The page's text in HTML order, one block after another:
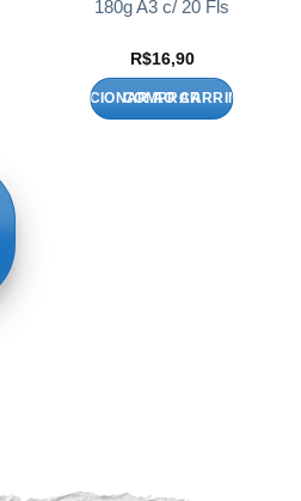
180g A3 c/ 20 Fls
R$16,90
ADICIONAR AO CARRINHO